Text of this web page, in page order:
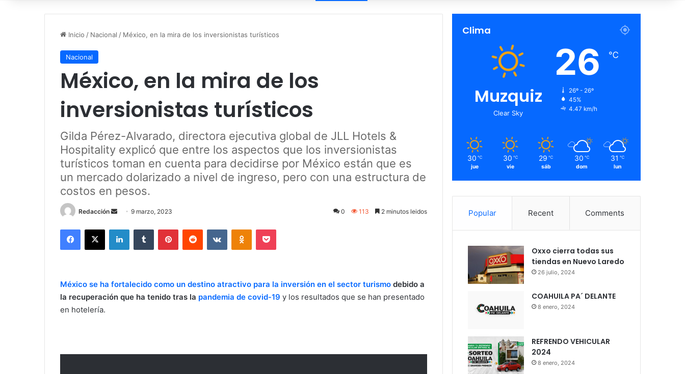
Inicio / Nacional / México, en la mira de los inversionistas turísticos
Nacional
México, en la mira de los
inversionistas turísticos
Gilda Pérez-Alvarado, directora ejecutiva global de JLL Hotels &
Hospitality explicó que entre los aspectos que los inversionistas
turísticos toman en cuenta para decidirse por México están que es
un mercado dolarizado a nivel de ingreso, pero con una estructura de
costos en pesos.
Redacción
n
d
e
m
9 marzo, 2023 0 113 2 minutos leidos
México se ha fortalecido como un destino atractivo para la inversión en el sector turismo debido a
la recuperación que ha tenido tras la pandemia de covid-19 y los resultados que se han presentado
en hotelería.
Clima
Muzquiz
Clear Sky
26 ℃
26º - 26º
45%
4.47 km/h
30 ℃
jue
30 ℃
vie
29 ℃
sáb
30 ℃
dom
31 ℃
lun
Popular Recent Comments
Oxxo cierra todas sus
tiendas en Nuevo Laredo
26 julio, 2024
COAHUILA PA´ DELANTE
8 enero, 2024
REFRENDO VEHICULAR
2024
8 enero, 2024